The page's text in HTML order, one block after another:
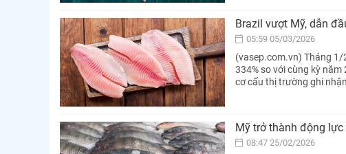
Brazil vượt Mỹ, dẫn
05:59 05/03/2026
(vasep.com.vn) Tháng 1/
334% so với cùng kỳ
cơ cấu thị trường ghi
Mỹ trở thành động
08:47 25/02/2026